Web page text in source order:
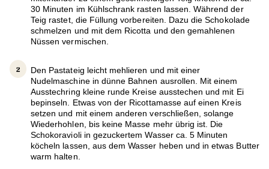
30 Minuten im Kühlschrank rasten lassen. Während der
Teig rastet, die Füllung vorbereiten. Dazu die Schokolade
schmelzen und mit dem Ricotta und den gemahlenen
Nüssen vermischen.
Den Pastateig leicht mehlieren und mit einer
Nudelmaschine in dünne Bahnen ausrollen. Mit einem
Ausstechring kleine runde Kreise ausstechen und mit Ei
bepinseln. Etwas von der Ricottamasse auf einen Kreis
setzen und mit einem anderen verschließen, solange
Wiederhohlen, bis keine Masse mehr übrig ist. Die
Schokoravioli in gezuckertem Wasser ca. 5 Minuten
köcheln lassen, aus dem Wasser heben und in etwas Butter
warm halten.